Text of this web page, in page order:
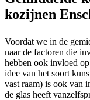
kozijnen
Voordat we in de
naar de factoren die
hebben ook invloed
idee van het soort
vast raam) is ook van
de glas heeft